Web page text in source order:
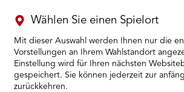
Wählen Sie einen Spielort
Mit dieser Auswahl werden Ihnen nur die
Vorstellungen an Ihrem Wahlstandort
Einstellung wird für Ihren nächsten
gespeichert. Sie können jederzeit zur
zurückkehren.